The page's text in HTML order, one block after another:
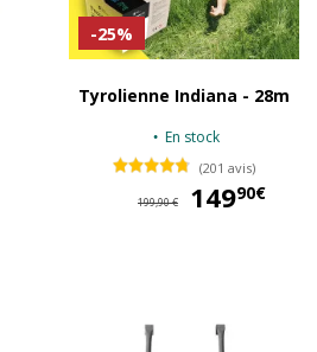
-25%
Tyrolienne Indiana - 28m
En stock
(201 avis)
199,90 € 14990€